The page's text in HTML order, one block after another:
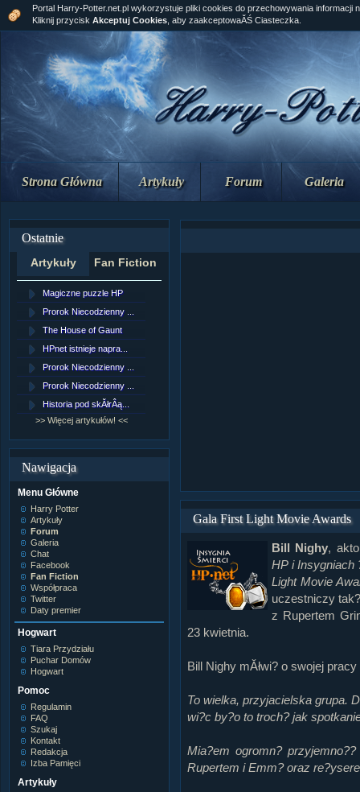
Strona Główna Artykuły Forum Galeria
Ostatnie
Artykuły Fan Fiction
Magiczne puzzle HP
Prorok Niecodzienny ...
The House of Gaunt
HPnet istnieje napra...
Prorok Niecodzienny ...
Prorok Niecodzienny ...
Historia pod skĂłrÂą...
>> Więcej artykułów! <<
Nawigacja
Menu Główne
Harry Potter
Artykuły
Forum
Galeria
Chat
Facebook
Fan Fiction
Współpraca
Twitter
Daty premier
Hogwart
Tiara Przydziału
Puchar Domów
Hogwart
Pomoc
Regulamin
FAQ
Szukaj
Kontakt
Redakcja
Izba Pamięci
Artykuły
Portal Harry-Potter.net.pl wykorzystuje pliki cookies do przechowywania informacji
Kliknij przycisk Akceptuj Cookies , aby zaakceptowaĂŚ Ciasteczka.
Gala First Light Movie Awards
Bill Nighy,
HP i Insygniach
Light Movie
uczestniczy
z Rupertem
23 kwietnia.
Bill Nighy mĂłwi? o swojej
To wielka, przyjacielska grupa.
wi?c by?o to troch? jak
Mia?em ogromn?
Rupertem i Emm? oraz